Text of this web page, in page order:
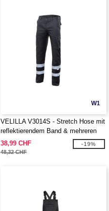
W1
VELILLA V3014S - Stretch Hose mit
reflektierendem Band & mehreren
Taschen
38,99 CHF
48,32 CHF
-19%